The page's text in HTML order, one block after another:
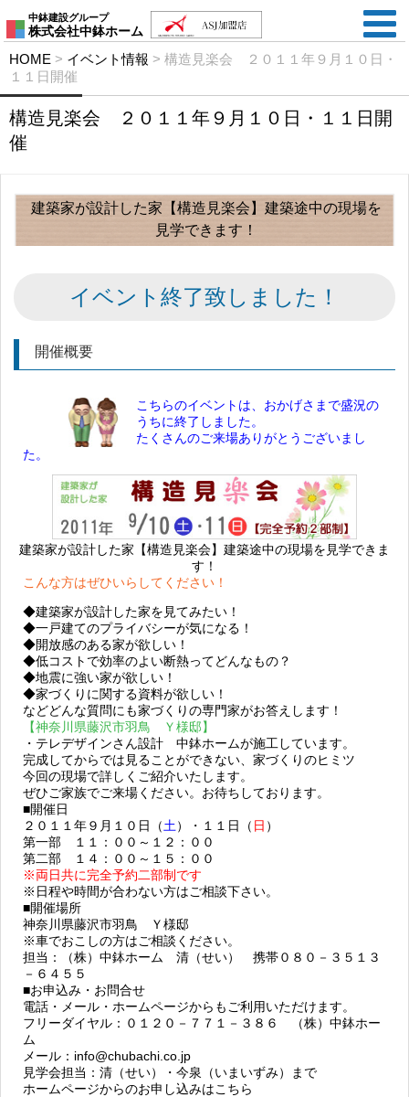
中鉢建設グループ
株式会社中鉢ホーム
HOME > イベント情報 > 構造見楽会 ２０１１年９月１０日・
１１日開催
構造見楽会 ２０１１年９月１０日・１１日開
催
建築家が設計した家【構造見楽会】建築途中の現場を
見学できます！
イベント終了致しました！
開催概要
こちらのイベントは、おかげさまで盛況の
うちに終了しました。
たくさんのご来場ありがとうございまし
た。
建築家が設計した家【構造見楽会】建築途中の現場を見学できま
す！
こんな方はぜひいらしてください！
◆建築家が設計した家を見てみたい！
◆一戸建てのプライバシーが気になる！
◆開放感のある家が欲しい！
◆低コストで効率のよい断熱ってどんなもの？
◆地震に強い家が欲しい！
◆家づくりに関する資料が欲しい！
などどんな質問にも家づくりの専門家がお答えします！
【神奈川県藤沢市羽鳥 Ｙ様邸】
・テレデザインさん設計 中鉢ホームが施工しています。
完成してからでは見ることができない、家づくりのヒミツ
今回の現場で詳しくご紹介いたします。
ぜひご家族でご来場ください。お待ちしております。
■開催日
２０１１年９月１０日（土）・１１日（ 日 ）
第一部 １１：００～１２：００
第二部 １４：００～１５：００
※両日共に完全予約二部制です
※日程や時間が合わない方はご相談下さい。
■開催場所
神奈川県藤沢市羽鳥 Ｙ様邸
※車でおこしの方はご相談ください。
担当：（株）中鉢ホーム 清（せい） 携帯０８０－３５１３
－６４５５
■お申込み・お問合せ
電話・メール・ホームページからもご利用いただけます。
フリーダイヤル：０１２０－７７１－３８６ （株）中鉢ホー
ム
メール： info@chubachi.co.jp
見学会担当：清（せい）・今泉（いまいずみ）まで
ホームページからのお申し込みはこちら